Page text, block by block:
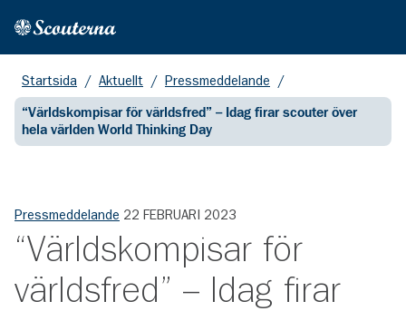
Hem
Startsida / Aktuellt / Pressmeddelande /
“Världskompisar för världsfred” – Idag firar scouter över
hela världen World Thinking Day
Pressmeddelande 22 FEBRUARI 2023
“Världskompisar för
världsfred” – Idag firar